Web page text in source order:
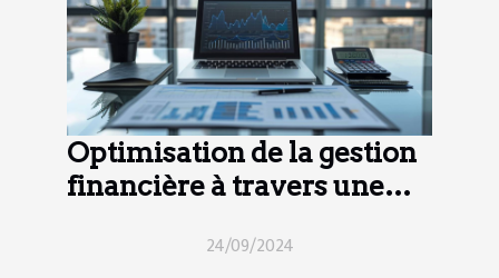
Optimisation de la gestion
financière à travers une
24/09/2024